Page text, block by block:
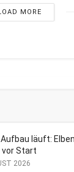
MORE
läuft:
vor Start
2026